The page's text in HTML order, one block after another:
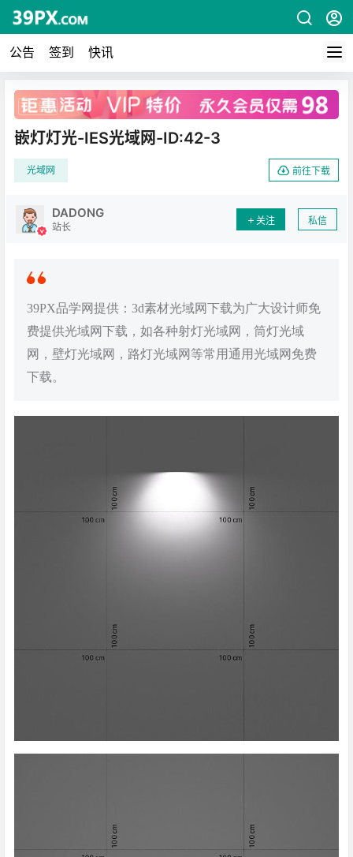
公告 签到 快讯
广告
嵌灯灯光-IES光域网-ID:42-3
光域网 前往下载
DADONG
站长
关注 私信
39PX品学网提供：3d素材光域网下载为广大设计师免
费提供光域网下载，如各种射灯光域网，筒灯光域
网，壁灯光域网，路灯光域网等常用通用光域网免费
下载。